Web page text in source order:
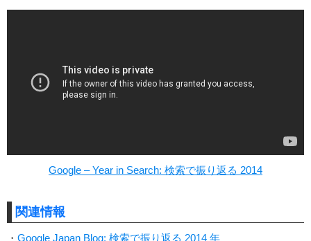
Google – Year in Search: 検索で振り返る 2014
関連情報
・ Google Japan Blog: 検索で振り返る 2014 年